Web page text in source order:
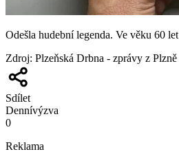
Odešla hudební legenda. Ve věku 60
Zdroj: Plzeňská Drbna - zprávy z
Sdílet
Dennívýzva
0
Reklama